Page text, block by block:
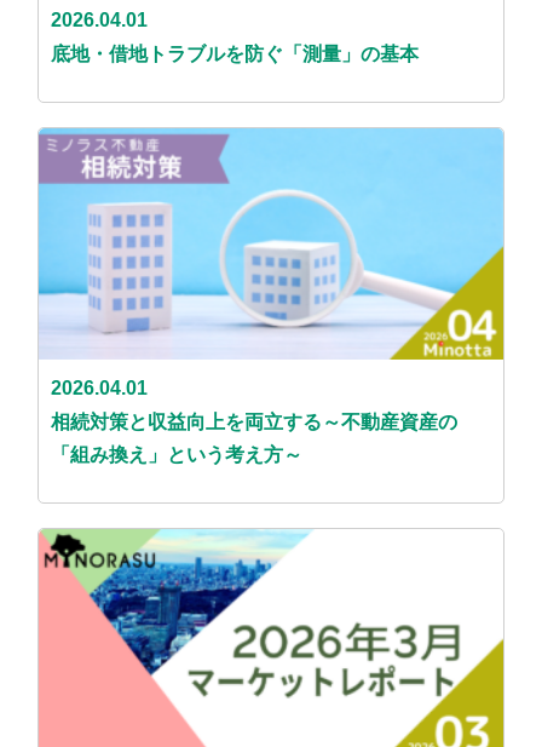
2026.04.01
底地・借地トラブルを防ぐ「測量」の基本
2026.04.01
相続対策と収益向上を両立する～不動産資産の
「組み換え」という考え方～